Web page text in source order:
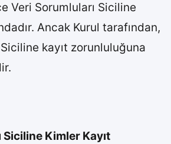
Veri Sorumluları Siciline
Ancak Kurul tarafından,
kayıt zorunluluğuna
Kimler Kayıt